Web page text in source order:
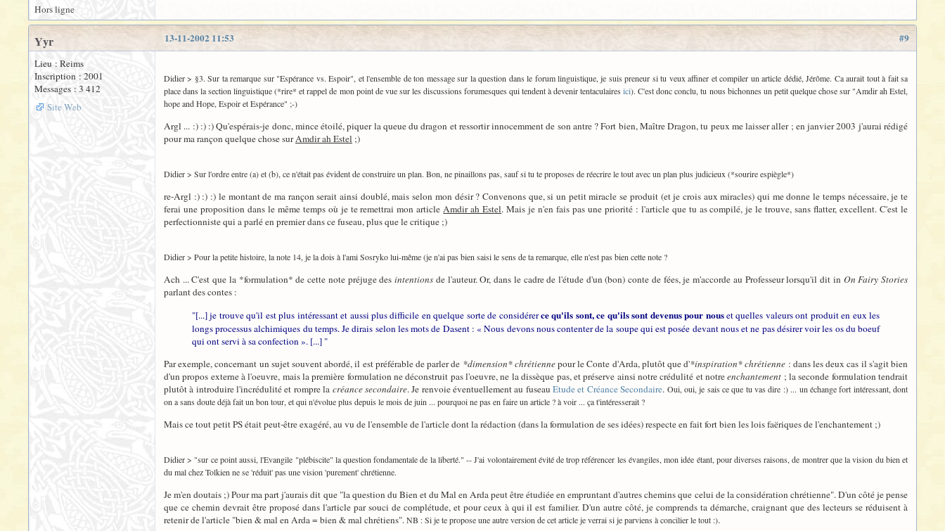
Hors ligne
#9
13-11-2002 11:53
Yyr
Lieu : Reims
Inscription : 2001
Messages : 3 412
Site Web
Didier > §3. Sur ta remarque sur "Espérance vs. Espoir", et l'ensemble de ton message sur la question dans le forum linguistique, je suis preneur si tu veux affiner et compiler un article dédié, Jérôme. Ca aurait tout à fait sa
place dans la section linguistique (*rire* et rappel de mon point de vue sur les discussions forumesques qui tendent à devenir tentaculairesici). C'est donc conclu, tu nous bichonnes un petit quelque chose sur "Amdir ah Estel,
hope and Hope, Espoir et Espérance" ;-)
Argl ... :) :) :) Qu'espérais-je donc, mince étoilé, piquer la queue du dragon et ressortir innocemment de son antre ? Fort bien, Maître Dragon, tu peux me laisser aller ; en janvier 2003 j'aurai rédigé
pour ma rançon quelque chose surAmdir ah Estel ;)
Didier > Sur l'ordre entre (a) et (b), ce n'était pas évident de construire un plan. Bon, ne pinaillons pas, sauf si tu te proposes de réecrire le tout avec un plan plus judicieux (*sourire espiègle*)
re-Argl :) :) :) le montant de ma rançon serait ainsi doublé, mais selon mon désir ? Convenons que, si un petit miracle se produit (et je crois aux miracles) qui me donne le temps nécessaire, je te
ferai une proposition dans le même temps où je te remettrai mon articleAmdir ah Estel. Mais je n'en fais pas une priorité : l'article que tu as compilé, je le trouve, sans flatter, excellent. C'est le
perfectionniste qui a parlé en premier dans ce fuseau, plus que le critique ;)
Didier > Pour la petite histoire, la note 14, je la dois à l'ami Sosryko lui-même (je n'ai pas bien saisi le sens de ta remarque, elle n'est pas bien cette note ?
Ach ... C'est que la *formulation* de cette note préjuge desintentions de l'auteur. Or, dans le cadre de l'étude d'un (bon) conte de fées, je m'accorde au Professeur lorsqu'il dit in On Fairy Stories
parlant des contes :
"[...] je trouve qu'il est plus intéressant et aussi plus difficile en quelque sorte de considérerce qu'ils sont, ce qu'ils sont devenus pour nouset quelles valeurs ont produit en eux les
longs processus alchimiques du temps. Je dirais selon les mots de Dasent : « Nous devons nous contenter de la soupe qui est posée devant nous et ne pas désirer voir les os du boeuf
qui ont servi à sa confection ». [...] "
Par exemple, concernant un sujet souvent abordé, il est préférable de parler de *dimension* chrétiennepour le Conte d'Arda, plutôt que d'*inspiration* chrétienne : dans les deux cas il s'agit bien
d'un propos externe à l'oeuvre, mais la première formulation ne déconstruit pas l'oeuvre, ne la dissèque pas, et préserve ainsi notre crédulité et notreenchantement ; la seconde formulation tendrait
plutôt à introduire l'incrédulité et rompre la créance secondaire. Je renvoie éventuellement au fuseauEtude et Créance Secondaire. Oui, oui, je sais ce que tu vas dire :) ... un échange fort intéressant, dont
on a sans doute déjà fait un bon tour, et qui n'évolue plus depuis le mois de juin ... pourquoi ne pas en faire un article ? à voir ... ça t'intéresserait ?
Mais ce tout petit PS était peut-être exagéré, au vu de l'ensemble de l'article dont la rédaction (dans la formulation de ses idées) respecte en fait fort bien les lois faëriques de l'enchantement ;)
Didier > "sur ce point aussi, l'Evangile "plébiscite" la question fondamentale de la liberté." -- J'ai volontairement évité de trop référencer les évangiles, mon idée étant, pour diverses raisons, de montrer que la vision du bien et
du mal chez Tolkien ne se 'réduit' pas une vision 'purement' chrétienne.
Je m'en doutais ;) Pour ma part j'aurais dit que "la question du Bien et du Mal en Arda peut être étudiée en empruntant d'autres chemins que celui de la considération chrétienne". D'un côté je pense
que ce chemin devrait être proposé dans l'article par souci de complétude, et pour ceux à qui il est familier. D'un autre côté, je comprends ta démarche, craignant que des lecteurs se réduisent à
retenir de l'article "bien & mal en Arda = bien & mal chrétiens".NB : Si je te propose une autre version de cet article je verrai si je parviens à concilier le tout :).